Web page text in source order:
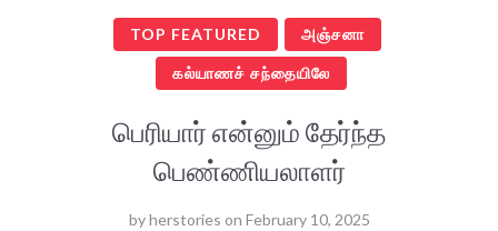
TOP FEATURED அஞ்சனா
கல்யாணச் சந்தையிலே
பெரியார் என்னும் தேர்ந்த
பெண்ணியலாளர்
byherstories on February 10, 2025